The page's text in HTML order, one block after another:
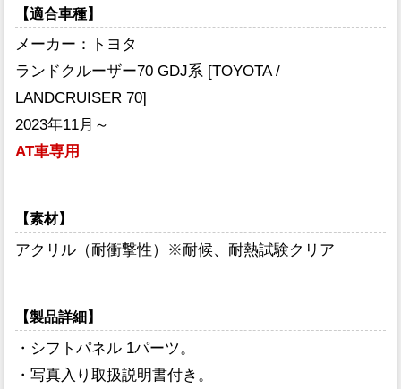
【適合車種】
メーカー：トヨタ
ランドクルーザー70 GDJ系 [TOYOTA /
LANDCRUISER 70]
2023年11月～
AT車専用
【素材】
アクリル（耐衝撃性）※耐候、耐熱試験クリア
【製品詳細】
・シフトパネル 1パーツ。
・写真入り取扱説明書付き。